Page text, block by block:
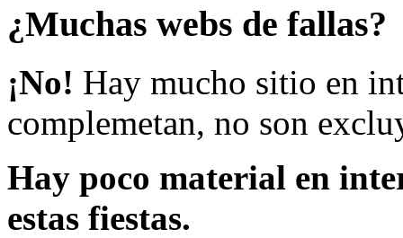
¿Muchas webs de fallas?
¡No! Hay mucho sitio en
complemetan, no son
Hay poco material en
estas fiestas.